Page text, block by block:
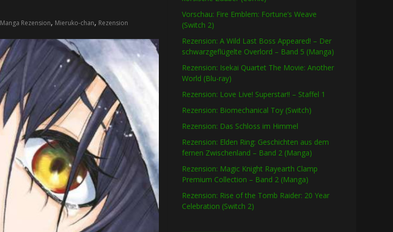
Manga Rezension, Mieruko-chan, Rezension
Vorschau: Fire Emblem: Fortune’s Weave
(Switch 2)
Rezension: A Wild Last Boss Appeared! – Der
schwarzgeflügelte Overlord – Band 5 (Manga)
Rezension: Isekai Quartet The Movie: Another
World (Blu-ray)
Rezension: Love Live! Superstar!! – Staffel 1
Rezension: Biomechanical Toy (Switch)
Rezension: Das Schloss im Himmel
Rezension: Elden Ring: Geschichten aus dem
fernen Zwischenland – Band 2 (Manga)
Rezension: Magic Knight Rayearth Clamp
Premium Collection – Band 2 (Manga)
Rezension: Rise of the Tomb Raider: 20 Year
Celebration (Switch 2)